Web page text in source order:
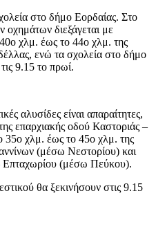
στο δήμο Εορδαίας. Στο
διεξάγεται με
40ο χλμ. έως το 44ο χλμ. της
ενώ τα σχολεία στο δήμο
9.15 το πρωί.
αλυσίδες είναι απαραίτητες,
επαρχιακής οδού Καστοριάς –
χλμ. έως το 45ο χλμ. της
(μέσω Νεστορίου) και
Επταχωρίου (μέσω Πεύκου).
θα ξεκινήσουν στις 9.15